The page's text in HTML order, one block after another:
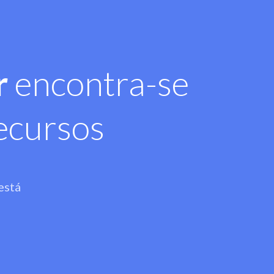
encontra-se